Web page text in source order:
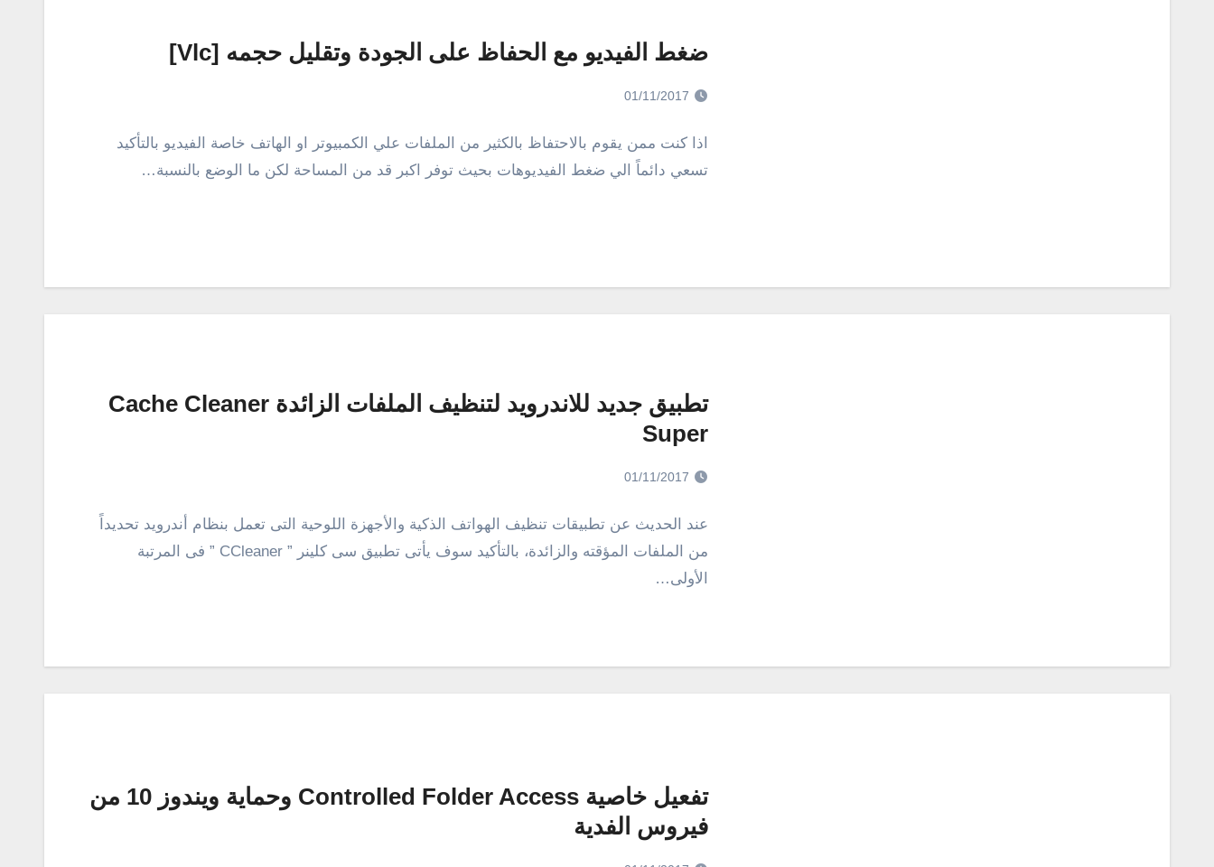
ضغط الفيديو مع الحفاظ على الجودة وتقليل حجمه [Vlc]
01/11/2017
اذا كنت ممن يقوم بالاحتفاظ بالكثير من الملفات علي الكمبيوتر او الهاتف خاصة الفيديو بالتأكيد
تسعي دائماً الي ضغط الفيديوهات بحيث توفر اكبر قد من المساحة لكن ما الوضع بالنسبة…
تطبيق جديد للاندرويد لتنظيف الملفات الزائدة Cache Cleaner
Super
01/11/2017
عند الحديث عن تطبيقات تنظيف الهواتف الذكية والأجهزة اللوحية التى تعمل بنظام أندرويد تحديداً
من الملفات المؤقته والزائدة، بالتأكيد سوف يأتى تطبيق سى كلينر ” CCleaner ” فى المرتبة
الأولى…
تفعيل خاصية Controlled Folder Access وحماية ويندوز 10 من
فيروس الفدية